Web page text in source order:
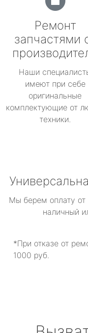
Ремонт
запчастями
Наши
имеют при себе
оригинальные
комплектующие от
техники.
Мы берем оплату
наличный
*При отказе от
1000 руб.